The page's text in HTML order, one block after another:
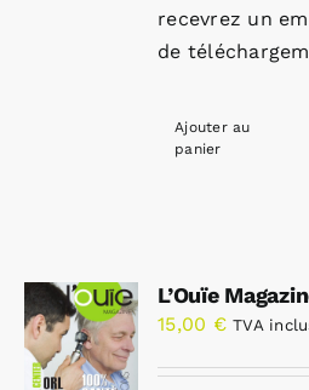
recevrez un
de
Ajouter au
panier
L’Ouïe
15,00 € TVA